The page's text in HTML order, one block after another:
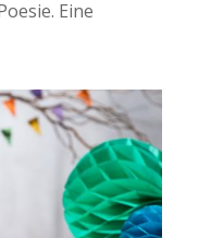
Eine